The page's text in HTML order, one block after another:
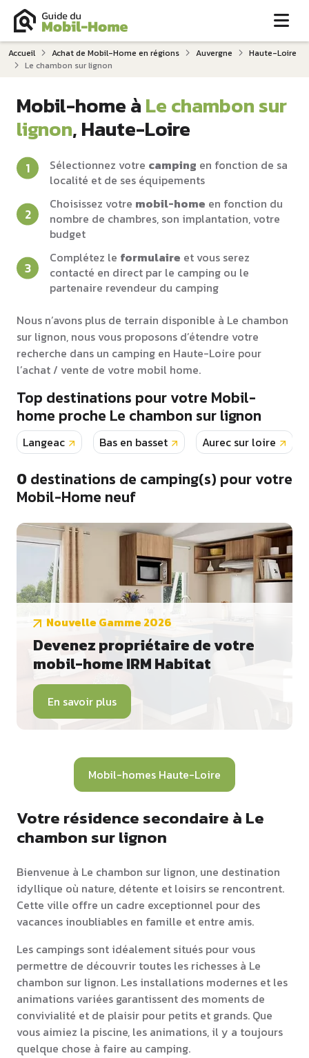
Accueil Achat de Mobil-Home en régions Auvergne
Haute-Loire
Le chambon sur lignon
Mobil-home àLe chambon sur
lignon, Haute-Loire
Sélectionnez votre camping en fonction de sa
localité et de ses équipements
Choisissez votre mobil-home en fonction du
nombre de chambres, son implantation, votre
budget
Complétez le formulaire et vous serez
contacté en direct par le camping ou le
partenaire revendeur du camping
Nous n’avons plus de terrain disponible à Le chambon
sur lignon, nous vous proposons d’étendre votre
recherche dans un camping en Haute-Loire pour
l’achat / vente de votre mobil home.
Top destinations pour votre Mobil-
home proche Le chambon sur lignon
Langeac Bas en basset Aurec sur loire
0destinations de camping(s) pour votre
Mobil-Home neuf
Nouvelle Gamme 2026
Devenez propriétaire de votre
mobil-home IRM Habitat
En savoir plus
Mobil-homes Haute-Loire
Votre résidence secondaire à Le
chambon sur lignon
Bienvenue à Le chambon sur lignon, une destination
idyllique où nature, détente et loisirs se rencontrent.
Cette ville offre un cadre exceptionnel pour des
vacances inoubliables en famille et entre amis.
Les campings sont idéalement situés pour vous
permettre de découvrir toutes les richesses à Le
chambon sur lignon. Les installations modernes et les
animations variées garantissent des moments de
convivialité et de plaisir pour petits et grands. Que
vous aimiez la piscine, les animations, il y a toujours
quelque chose à faire au camping.